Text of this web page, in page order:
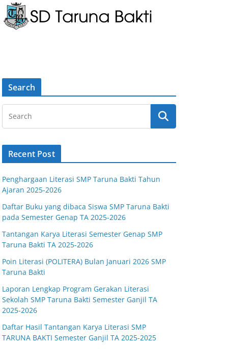
Search
Recent Post
Penghargaan Literasi SMP Taruna Bakti Tahun
Ajaran 2025-2026
Daftar Buku yang dibaca Siswa SMP Taruna Bakti
pada Semester Genap TA 2025-2026
Tantangan Karya Literasi Semester Genap SMP
Taruna Bakti TA 2025-2026
Poin Literasi (POLITERA) Bulan Januari 2026 SMP
Taruna Bakti
Laporan Lengkap Program Gerakan Literasi
Sekolah SMP Taruna Bakti Semester Ganjil TA
2025-2026
Daftar Hasil Tantangan Karya Literasi SMP
TARUNA BAKTI Semester Ganjil TA 2025-2025